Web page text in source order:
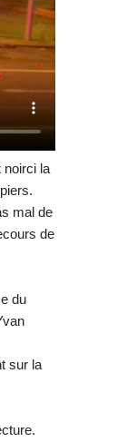
noirci la
mal de
de
du
sur la